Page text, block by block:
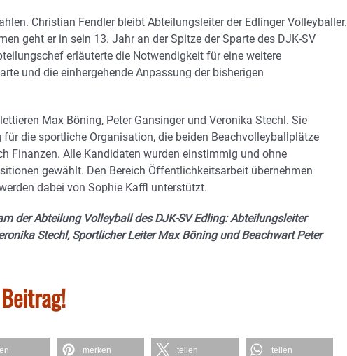
Christian Fendler bleibt Abteilungsleiter der Edlinger Volleyballer.
geht er in sein 13. Jahr an der Spitze der Sparte des DJK-SV
erläuterte die Notwendigkeit für eine weitere
und die einhergehende Anpassung der bisherigen
Max Böning, Peter Gansinger und Veronika Stechl. Sie
die sportliche Organisation, die beiden Beachvolleyballplätze
Finanzen. Alle Kandidaten wurden einstimmig und ohne
gewählt. Den Bereich Öffentlichkeitsarbeit übernehmen
dabei von Sophie Kaffl unterstützt.
der Abteilung Volleyball des DJK-SV Edling: Abteilungsleiter
Stechl, Sportlicher Leiter Max Böning und Beachwart Peter
merken teilen teilen